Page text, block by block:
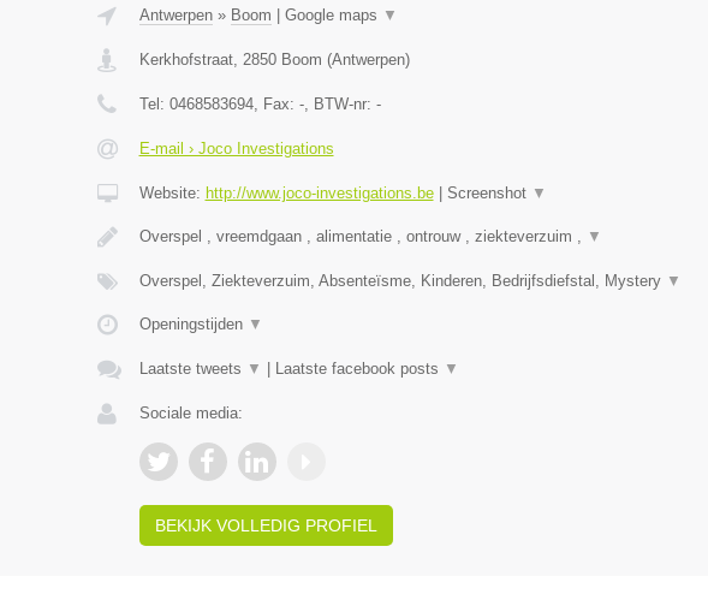
Antwerpen» Boom Google maps ▼
Kerkhofstraat, 2850 Boom (Antwerpen)
Tel: 0468583694, Fax: -, BTW-nr: -
E-mail › Joco Investigations
Website: http://www.joco-investigations.be| Screenshot ▼
Overspel , vreemdgaan , alimentatie , ontrouw , ziekteverzuim , ▼
Overspel, Ziekteverzuim, Absenteïsme, Kinderen, Bedrijfsdiefstal, Mystery ▼
Openingstijden ▼
Laatste tweets ▼ Laatste facebook posts ▼
Sociale media:
BEKIJK VOLLEDIG PROFIEL